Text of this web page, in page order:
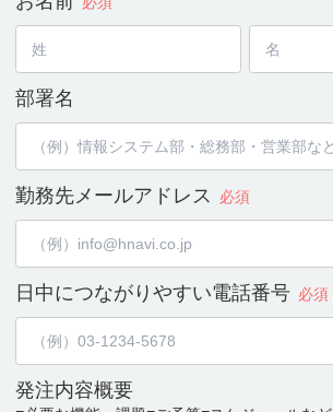
部署名
勤務先メールアドレス 必須
日中につながりやすい電話番号 必須
発注内容概要